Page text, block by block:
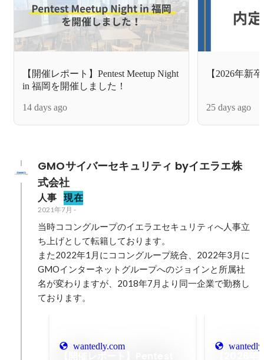
【開催レポート】Pentest Meetup Night
in 福岡を開催しました！
14 days ago
【2026年新
25 days ago
GMOサイバーセキュリティ byイエラエ株
式会社
人事 現在
2021年7月 -
当時ココングループのイエラエセキュリティへ人事立
ち上げとして転籍しております。
また2022年1月にココングループ統合、2022年3月に
GMOインターネットグループへのジョインと所属社
名が変わりますが、2018年7月より同一企業で勤務し
ております。
wantedly.com